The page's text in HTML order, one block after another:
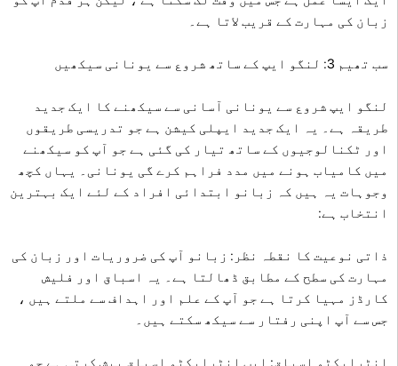
زبان کی مہارت کے قریب لاتا ہے۔
سب تھیم 3: لنگو ایپ کے ساتھ شروع سے یونانی سیکھیں
لنگو ایپ شروع سے یونانی آسانی سے سیکھنے کا ایک جدید
طریقہ ہے۔ یہ ایک جدید ایپلی کیشن ہے جو تدریسی طریقوں
اور ٹکنالوجیوں کے ساتھ تیار کی گئی ہے جو آپ کو سیکھنے
میں کامیاب ہونے میں مدد فراہم کرے گی یونانی۔ یہاں کچھ
وجوہات یہ ہیں کہ زبانو ابتدائی افراد کے لئے ایک بہترین
انتخاب ہے:
ذاتی نوعیت کا نقطہ نظر: زبانو آپ کی ضروریات اور زبان کی
مہارت کی سطح کے مطابق ڈھالتا ہے۔ یہ اسباق اور فلیش
کارڈز مہیا کرتا ہے جو آپ کے علم اور اہداف سے ملتے ہیں ،
جس سے آپ اپنی رفتار سے سیکھ سکتے ہیں۔
انٹرایکٹو اسباق: ایپ انٹرایکٹو اسباق پیش کرتی ہے جو